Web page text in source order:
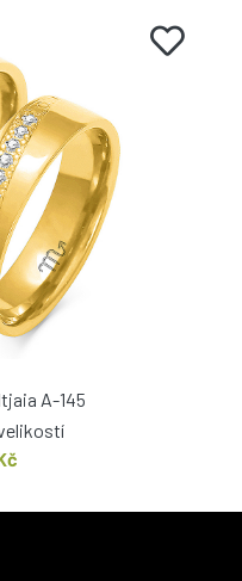
A-145